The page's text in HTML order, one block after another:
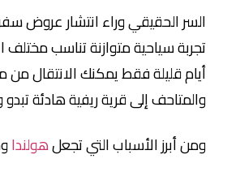
الحقيقي وراء انتشار عروض سفر
سياحية متوازنة تناسب مختلف
قليلة فقط يمكنك الانتقال من مدينة
إلى قرية ريفية هادئة تبدو
أبرز الأسباب التي تجعلهولندا